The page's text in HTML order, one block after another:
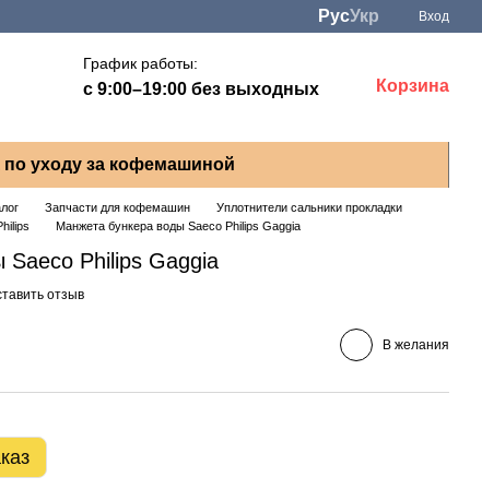
РусУкр Вход
График работы:
с 9:00–19:00 без выходных Корзина
по уходу за кофемашиной
Запчасти для кофемашин
Уплотнители сальники прокладки
Манжета бункера воды Saeco Philips Gaggia
Philips Gaggia
отзыв
В желания